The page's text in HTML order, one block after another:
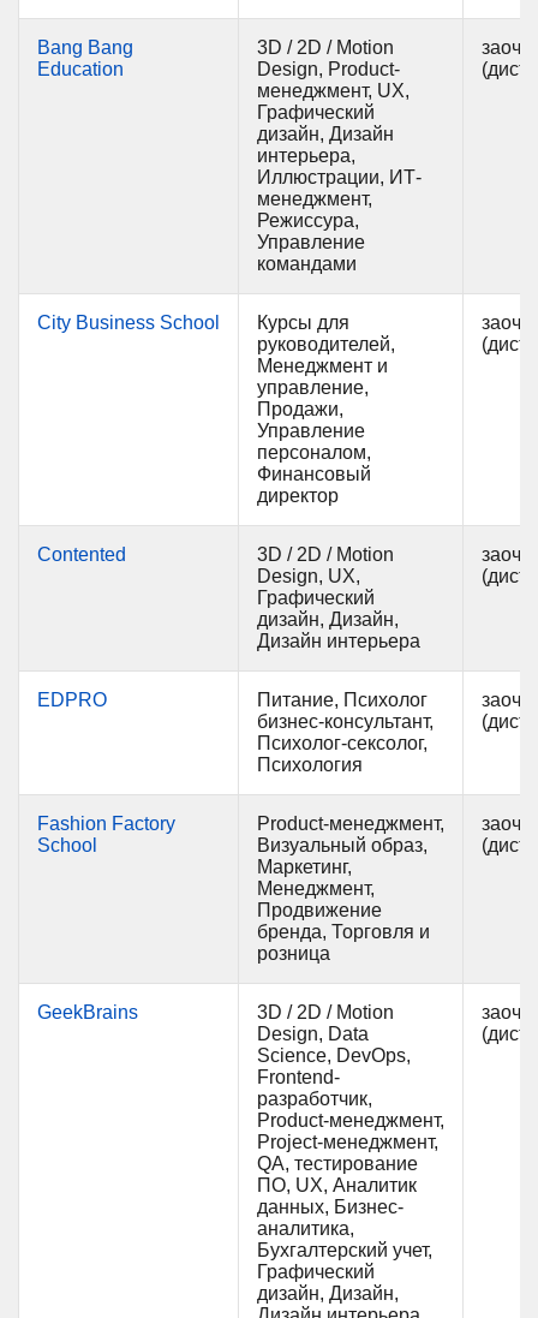
Bang Bang
Education
3D / 2D / Motion
Design, Product-
менеджмент, UX,
Графический
дизайн, Дизайн
интерьера,
Иллюстрации, ИТ-
менеджмент,
Режиссура,
Управление
командами
City Business School
Курсы для
руководителей,
Менеджмент и
управление,
Продажи,
Управление
персоналом,
Финансовый
директор
Contented
3D / 2D / Motion
Design, UX,
Графический
дизайн, Дизайн,
Дизайн интерьера
EDPRO
Питание, Психолог
бизнес-консультант,
Психолог-сексолог,
Психология
Fashion Factory
School
Product-менеджмент,
Визуальный образ,
Маркетинг,
Менеджмент,
Продвижение
бренда, Торговля и
розница
GeekBrains
3D / 2D / Motion
Design, Data
Science, DevOps,
Frontend-
разработчик,
Product-менеджмент,
Project-менеджмент,
QA, тестирование
ПО, UX, Аналитик
данных, Бизнес-
аналитика,
Бухгалтерский учет,
Графический
дизайн, Дизайн,